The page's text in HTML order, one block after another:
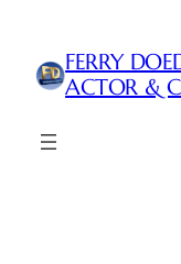
FERRY
ACTOR &